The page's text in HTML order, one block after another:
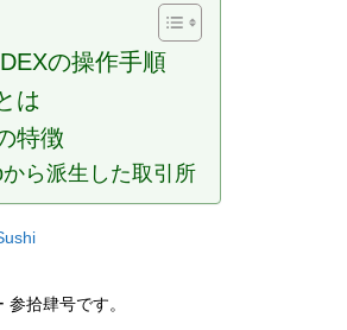
の操作手順
は
特徴
ら派生した取引所
拾肆号です。